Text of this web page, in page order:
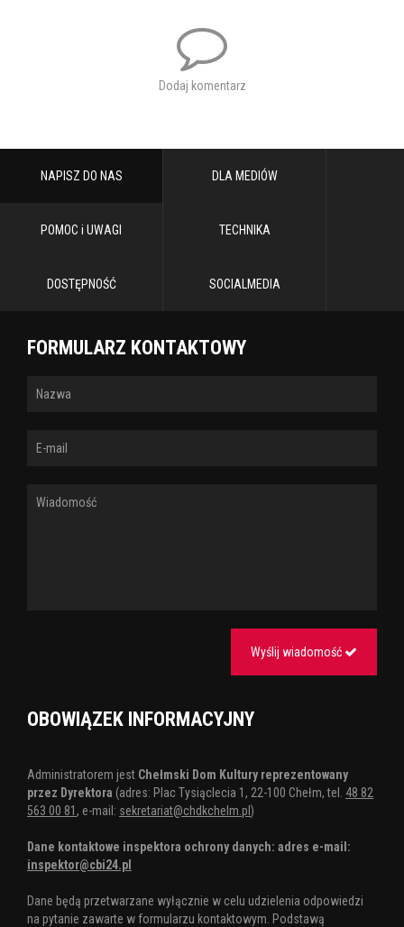
Dodaj komentarz
NAPISZ DO NAS DLA MEDIÓW
POMOC i UWAGI TECHNIKA
DOSTĘPNOŚĆ SOCIALMEDIA
FORMULARZ KONTAKTOWY
Wyślij wiadomość
OBOWIĄZEK INFORMACYJNY
Administratorem jest Chełmski Dom Kultury reprezentowany
przez Dyrektora (adres: Plac Tysiąclecia 1, 22-100 Chełm, tel. 48 82
563 00 81 , e-mail: sekretariat@chdkchelm.pl )
Dane kontaktowe inspektora ochrony danych: adres e-mail:
inspektor@cbi24.pl
Dane będą przetwarzane wyłącznie w celu udzielenia odpowiedzi
na pytanie zawarte w formularzu kontaktowym. Podstawą